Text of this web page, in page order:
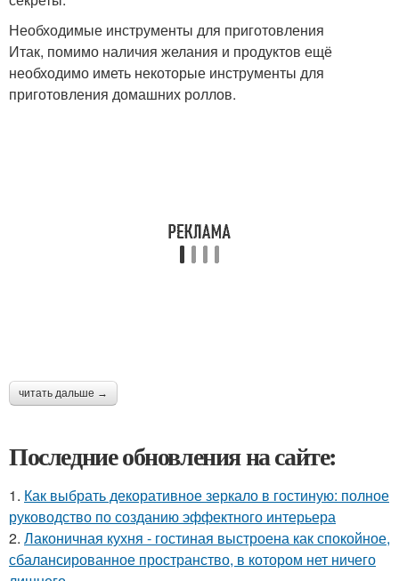
Необходимые инструменты для приготовления
Итак, помимо наличия желания и продуктов ещё
необходимо иметь некоторые инструменты для
приготовления домашних роллов.
читать дальше →
Последние обновления на сайте:
1. Как выбрать декоративное зеркало в гостиную: полное
руководство по созданию эффектного интерьера
2. Лаконичная кухня - гостиная выстроена как спокойное,
сбалансированное пространство, в котором нет ничего